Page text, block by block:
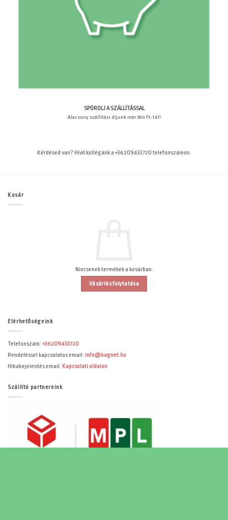
SPÓROLJ A SZÁLLÍTÁSSAL
Alacsony szállítási díjunk már 890 Ft-tól!
Kérdésed van? Hívd kollégánk a +36209433720 telefonszámon.
Kosár
Nincsenek termékek a kosárban.
Vásárlás folytatása
Elérhetőségeink
Telefonszám: +36209433720
Rendeléssel kapcsolatos email: info@bagnet.hu
Hibabejelentés email: Kapcsolati oldalon
Szállító partnereink